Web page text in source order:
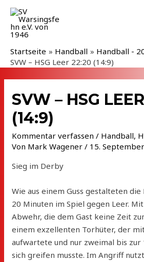
Zum
Inhalt
springen
Startseite Handball
Handball -
SVW – HSG Leer 22:20 (14:9)
SVW – HSG
(14:9)
Kommentar verfassen / Handball,
Von Mark Wagener / 15.
Sieg im Derby
Wie aus einem Guss gestalteten
20 Minuten im Spiel gegen Leer.
Abwehr, die dem Gast keine Zeit
einem exzellenten Torhüter, der
aufwartete und nur zweimal bis
sich greifen musste. Im Angriff